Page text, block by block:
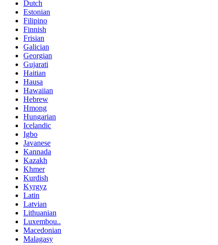
Dutch
Estonian
Filipino
Finnish
Frisian
Galician
Georgian
Gujarati
Haitian
Hausa
Hawaiian
Hebrew
Hmong
Hungarian
Icelandic
Igbo
Javanese
Kannada
Kazakh
Khmer
Kurdish
Kyrgyz
Latin
Latvian
Lithuanian
Luxembou..
Macedonian
Malagasy